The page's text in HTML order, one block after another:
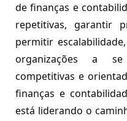
de finanças e
repetitivas, garantir
permitir
organizações a
competitivas e
finanças e
está liderando o